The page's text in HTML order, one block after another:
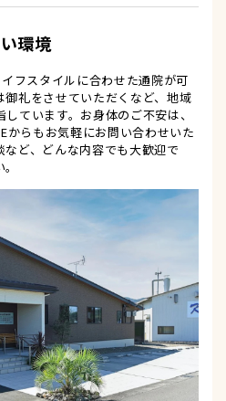
環境
フスタイルに合わせた通院が可
礼をさせていただくなど、地域
ています。お身体のご不安は、
からもお気軽にお問い合わせいた
ど、どんな内容でも大歓迎で